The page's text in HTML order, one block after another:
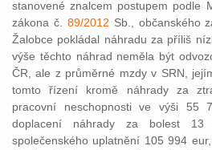
stanovené znalcem postupem podle
zákona č. 89/2012 Sb., občanského
Žalobce pokládal náhradu za příliš
výše těchto náhrad neměla být
ČR, ale z průměrné mzdy v SRN,
tomto řízení kromě náhrady za
pracovní neschopnosti ve výši 55
doplacení náhrady za bolest
společenského uplatnění 105 994